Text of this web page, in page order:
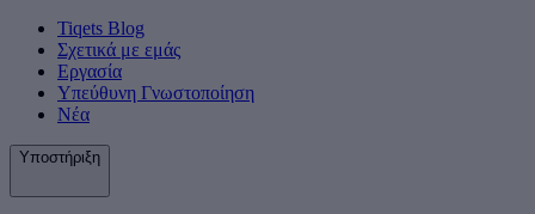
Tiqets Βlog
Σχετικά με εμάς
Εργασία
Υπεύθυνη Γνωστοποίηση
Νέα
Υποστήριξη